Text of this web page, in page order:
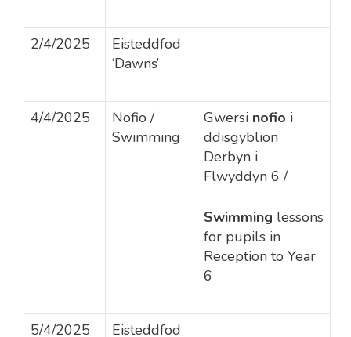
2/4/2025
Eisteddfod
‘Dawns’
4/4/2025
Nofio /
Swimming
Gwersi nofio i
ddisgyblion
Derbyn i
Flwyddyn 6 /
Swimming lessons
for pupils in
Reception to Year
6
5/4/2025
Eisteddfod